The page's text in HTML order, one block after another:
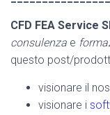
CFD FEA Service
consulenza e
questo post/
visionare il
visionare i